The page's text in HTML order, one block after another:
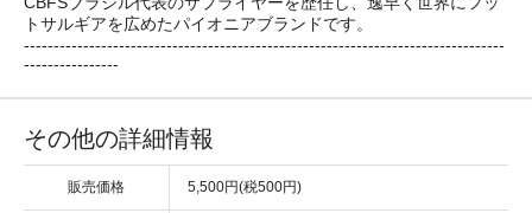
トサルギアを広めたパイオニアブランドです。
---------------------------------------------------------------------------------
----------------
その他の詳細情報
販売価格 5,500円(税500円)